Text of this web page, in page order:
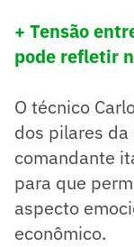
+ Tensão
pode refletir
O técnico
dos pilares da
comandante
para que
aspecto
econômico.